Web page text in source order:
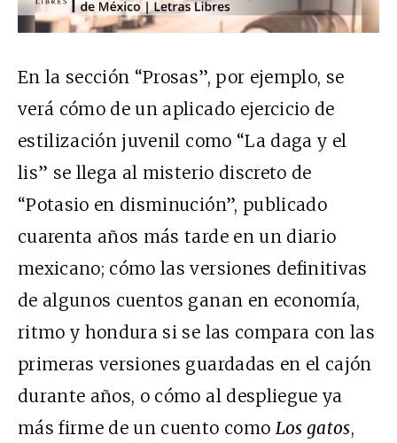
En la sección “Prosas”, por ejemplo, se
verá cómo de un aplicado ejercicio de
estilización juvenil como “La daga y el
lis” se llega al misterio discreto de
“Potasio en disminución”, publicado
cuarenta años más tarde en un diario
mexicano; cómo las versiones definitivas
de algunos cuentos ganan en economía,
ritmo y hondura si se las compara con las
primeras versiones guardadas en el cajón
durante años, o cómo al despliegue ya
más firme de un cuento como Los gatos,